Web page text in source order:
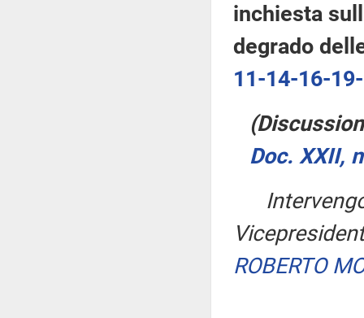
inchiesta
degrado
11-14-16-
Doc. XXII,
ROBERTO